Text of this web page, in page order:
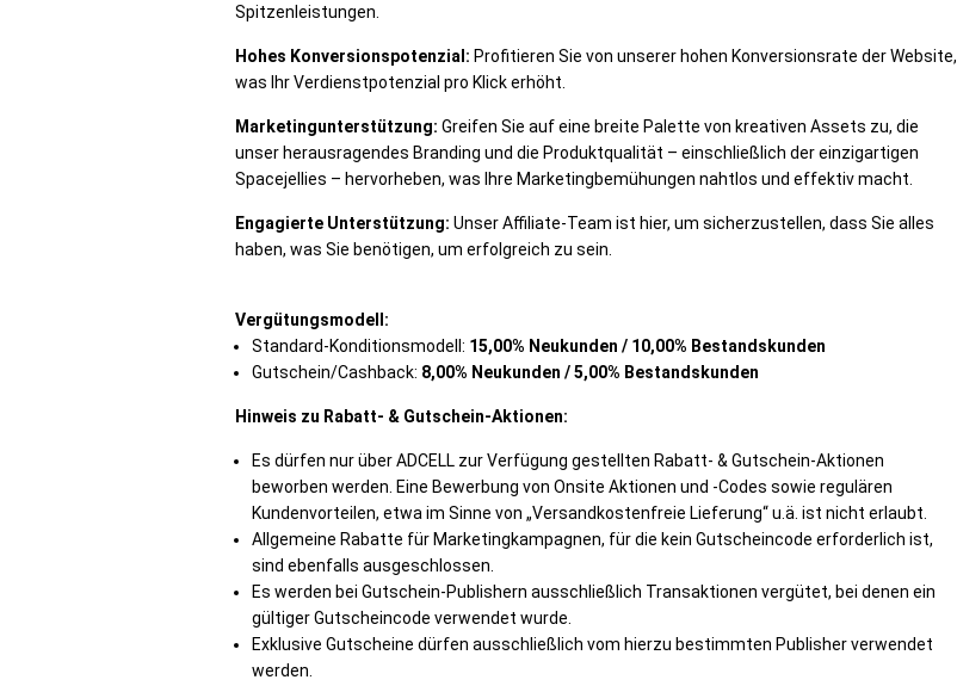
Spitzenleistungen.
Hohes Konversionspotenzial: Profitieren Sie von unserer hohen Konversionsrate der Website,
was Ihr Verdienstpotenzial pro Klick erhöht.
Marketingunterstützung: Greifen Sie auf eine breite Palette von kreativen Assets zu, die
unser herausragendes Branding und die Produktqualität – einschließlich der einzigartigen
Spacejellies – hervorheben, was Ihre Marketingbemühungen nahtlos und effektiv macht.
Engagierte Unterstützung: Unser Affiliate-Team ist hier, um sicherzustellen, dass Sie alles
haben, was Sie benötigen, um erfolgreich zu sein.
Vergütungsmodell:
Standard-Konditionsmodell: 15,00% Neukunden / 10,00% Bestandskunden
Gutschein/Cashback: 8,00% Neukunden / 5,00% Bestandskunden
Hinweis zu Rabatt- & Gutschein-Aktionen:
Es dürfen nur über ADCELL zur Verfügung gestellten Rabatt- & Gutschein-Aktionen
beworben werden. Eine Bewerbung von Onsite Aktionen und -Codes sowie regulären
Kundenvorteilen, etwa im Sinne von „Versandkostenfreie Lieferung“ u.ä. ist nicht erlaubt.
Allgemeine Rabatte für Marketingkampagnen, für die kein Gutscheincode erforderlich ist,
sind ebenfalls ausgeschlossen.
Es werden bei Gutschein-Publishern ausschließlich Transaktionen vergütet, bei denen ein
gültiger Gutscheincode verwendet wurde.
Exklusive Gutscheine dürfen ausschließlich vom hierzu bestimmten Publisher verwendet
werden.